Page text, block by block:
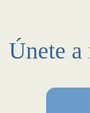
Únete a